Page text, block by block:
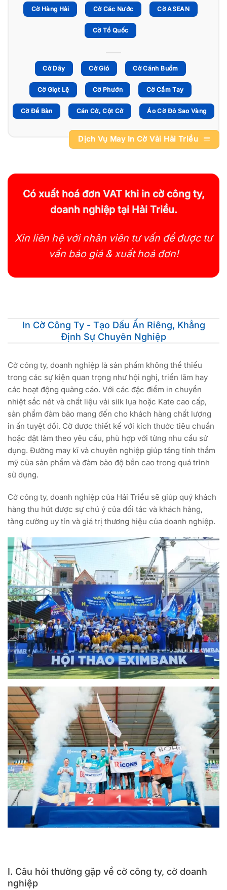
Cờ Hàng Hải Cờ Các Nước Cờ ASEAN
Cờ Tổ Quốc
Cờ Dây Cờ Gió Cờ Cánh Buồm
Cờ Giọt Lệ Cờ Phướn Cờ Cầm Tay
Cờ Để Bàn Cán Cờ, Cột Cờ Áo Cờ Đỏ Sao Vàng
Dịch Vụ May In Cờ Vải Hải Triều
Có xuất hoá đơn VAT khi in cờ công ty,
doanh nghiệp tại Hải Triều.
Xin liên hệ với nhân viên tư vấn để được tư
vấn báo giá & xuất hoá đơn!
In Cờ Công Ty - Tạo Dấu Ấn Riêng, Khẳng
Định Sự Chuyên Nghiệp
Cờ công ty, doanh nghiệp là sản phẩm không thể thiếu
trong các sự kiện quan trọng như hội nghị, triển lãm hay
các hoạt động quảng cáo. Với các đặc điểm in chuyển
nhiệt sắc nét và chất liệu vải silk lụa hoặc Kate cao cấp,
sản phẩm đảm bảo mang đến cho khách hàng chất lượng
in ấn tuyệt đối. Cờ được thiết kế với kích thước tiêu chuẩn
hoặc đặt làm theo yêu cầu, phù hợp với từng nhu cầu sử
dụng. Đường may kĩ và chuyên nghiệp giúp tăng tính thẩm
mỹ của sản phẩm và đảm bảo độ bền cao trong quá trình
sử dụng.
Cờ công ty, doanh nghiệp của Hải Triều sẽ giúp quý khách
hàng thu hút được sự chú ý của đối tác và khách hàng,
tăng cường uy tín và giá trị thương hiệu của doanh nghiệp.
Địa chỉ in băng rôn, cờ vải công ty doanh nghiệp được yêu
thích tại TPHCM
I. Câu hỏi thường gặp về cờ công ty, cờ doanh
nghiệp